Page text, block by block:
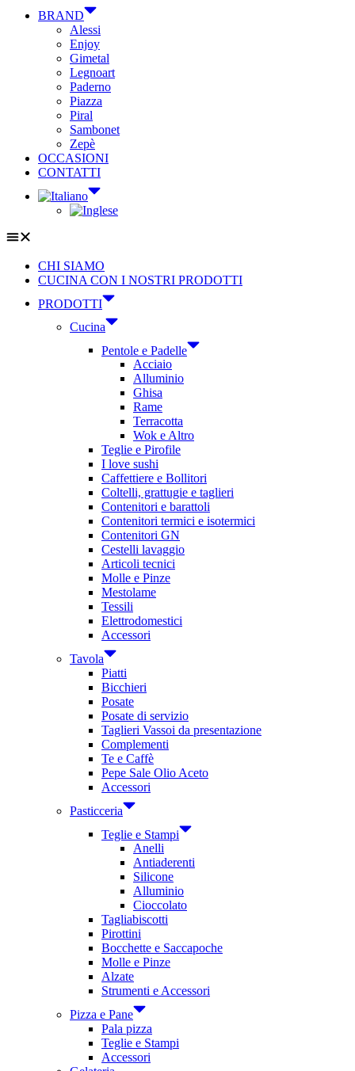
BRAND
Alessi
Enjoy
Gimetal
Legnoart
Paderno
Piazza
Piral
Sambonet
Zepè
OCCASIONI
CONTATTI
CHI SIAMO
CUCINA CON I NOSTRI PRODOTTI
PRODOTTI
Cucina
Pentole e Padelle
Acciaio
Alluminio
Ghisa
Rame
Terracotta
Wok e Altro
Teglie e Pirofile
I love sushi
Caffettiere e Bollitori
Coltelli, grattugie e taglieri
Contenitori e barattoli
Contenitori termici e isotermici
Contenitori GN
Cestelli lavaggio
Articoli tecnici
Molle e Pinze
Mestolame
Tessili
Elettrodomestici
Accessori
Tavola
Piatti
Bicchieri
Posate
Posate di servizio
Taglieri Vassoi da presentazione
Complementi
Te e Caffè
Pepe Sale Olio Aceto
Accessori
Pasticceria
Teglie e Stampi
Anelli
Antiaderenti
Silicone
Alluminio
Cioccolato
Tagliabiscotti
Pirottini
Bocchette e Saccapoche
Molle e Pinze
Alzate
Strumenti e Accessori
Pizza e Pane
Pala pizza
Teglie e Stampi
Accessori